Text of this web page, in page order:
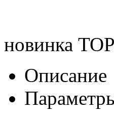
новинка TOP
Описание